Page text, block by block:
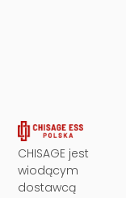
CHISAGE jest
wiodącym
dostawcą